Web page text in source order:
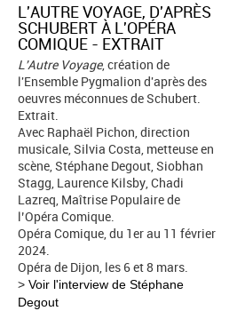
L'AUTRE VOYAGE, D'APRÈS
SCHUBERT À L'OPÉRA
COMIQUE - EXTRAIT
L'Autre Voyage, création de
l'Ensemble Pygmalion d'après des
oeuvres méconnues de Schubert.
Extrait.
Avec Raphaël Pichon, direction
musicale, Silvia Costa, metteuse en
scène, Stéphane Degout, Siobhan
Stagg, Laurence Kilsby, Chadi
Lazreq, Maîtrise Populaire de
l’Opéra Comique.
Opéra Comique, du 1er au 11 février
2024.
Opéra de Dijon, les 6 et 8 mars.
> Voir l'interview de Stéphane
Degout